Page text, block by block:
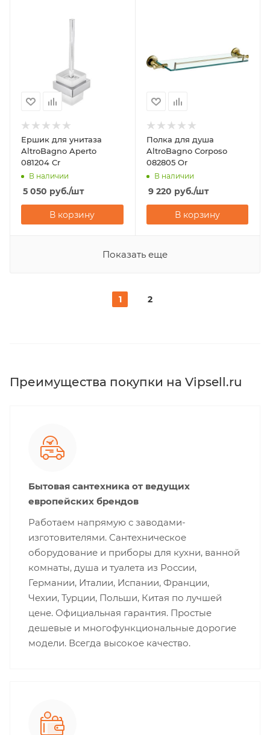
Ершик для унитаза
AltroBagno Aperto
081204 Cr
В наличии
5 050 руб./шт
В корзину
Полка для душа
AltroBagno Corposo
082805 Or
В наличии
9 220 руб./шт
В корзину
Показать еще
1 2
Преимущества покупки на Vipsell.ru
Бытовая сантехника от ведущих
европейских брендов
Работаем напрямую с заводами-
изготовителями. Сантехническое
оборудование и приборы для кухни, ванной
комнаты, душа и туалета из России,
Германии, Италии, Испании, Франции,
Чехии, Турции, Польши, Китая по лучшей
цене. Официальная гарантия. Простые
дешевые и многофункциональные дорогие
модели. Всегда высокое качество.